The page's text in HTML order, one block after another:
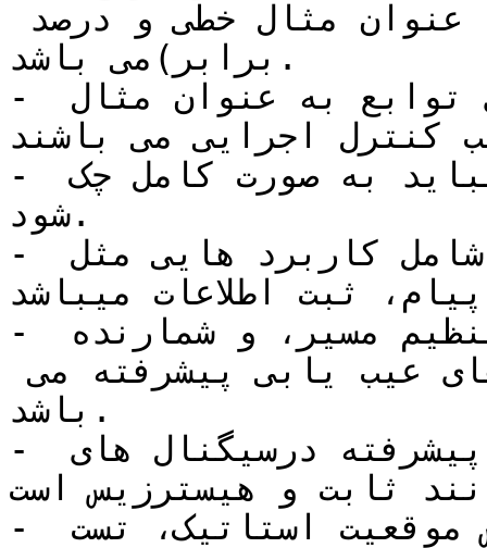
برابر)می باشد.
- مشخصه های اجرایی پارامترهای توابع به عنوان مثال
کنترل اجرایی می باشند.
- سیستم های عیب یابی پیشرفته بباید به صورت کامل چک
شود.
- سیستم های عیب یابی پیشرفته شامل کاربرد هایی مثل
ثبت اطلاعات میباشد.
- هیستوگرام ها انحراف نقطه تنظیم مسیر، و شمارنده
سیکل نیز بخشی از سیستم های عیب یابی پیشرفته می
باشد.
- بخش سیستم های عیب یابی پیشرفته درسیگنال های
ثابت و هیسترزیس است.
- روند موقعیت نهایی، آزمایش موقعیت استاتیک، تست